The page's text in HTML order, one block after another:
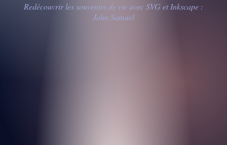
Redécouvrir les souvenirs de vie avec SVG et Inkscape :
John Samuel